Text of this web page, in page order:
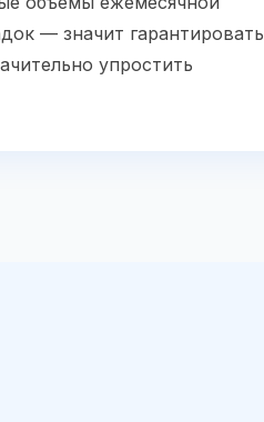
— значит гарантировать
упростить